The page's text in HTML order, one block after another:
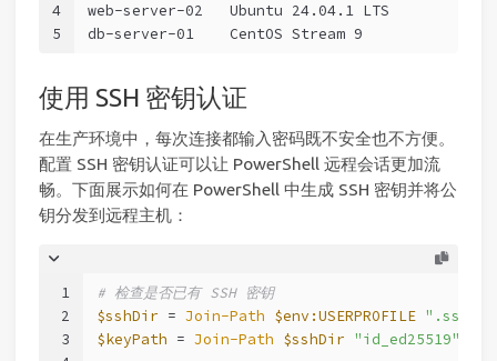
4
5
web-server-02   Ubuntu 24.04.1 LTS
db-server-01    CentOS Stream 9
使用 SSH 密钥认证
在生产环境中，每次连接都输入密码既不安全也不方便。
配置 SSH 密钥认证可以让 PowerShell 远程会话更加流
畅。下面展示如何在 PowerShell 中生成 SSH 密钥并将公
钥分发到远程主机：
1
2
3
# 检查是否已有 SSH 密钥
$sshDir = Join-Path $env:USERPROFILE ".ssh"
$keyPath = Join-Path $sshDir "id_ed25519"